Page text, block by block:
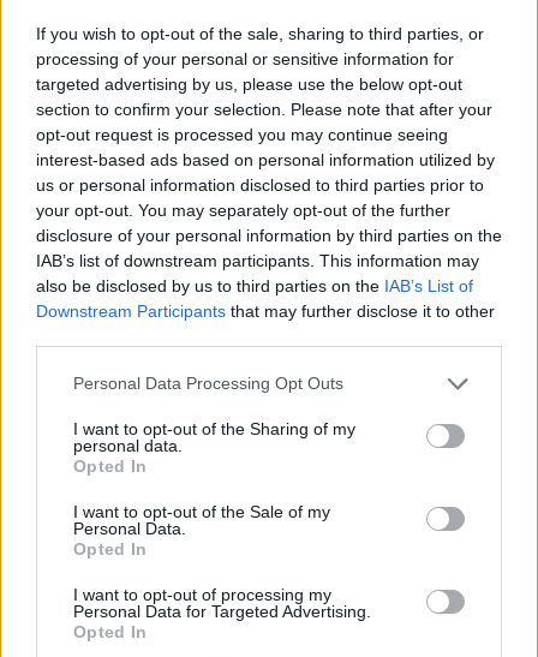
If you wish to opt-out of the sale, sharing to third parties, or
processing of your personal or sensitive information for
targeted advertising by us, please use the below opt-out
section to confirm your selection. Please note that after your
opt-out request is processed you may continue seeing
interest-based ads based on personal information utilized by
us or personal information disclosed to third parties prior to
your opt-out. You may separately opt-out of the further
disclosure of your personal information by third parties on the
IAB’s list of downstream participants. This information may
also be disclosed by us to third parties on the IAB’s List of
Downstream Participants that may further disclose it to other
Personal Data Processing Opt Outs
I want to opt-out of the Sharing of my
personal data.
Opted In
I want to opt-out of the Sale of my
Personal Data.
Opted In
I want to opt-out of processing my
Personal Data for Targeted Advertising.
Opted In
Hasznos
Impresszum
Szerzői jogok
Adatvédelmi tájékoztató
Cookie-kezelési tájékoztató
Hozzászólási szabályzat
Nyomtatott lapjaink archívuma
Székely Hírmondó archívuma
Sütibeállítások
Médiatér